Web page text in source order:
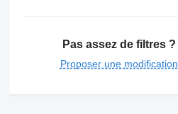
Pas assez de filtres ?
Proposer une modification